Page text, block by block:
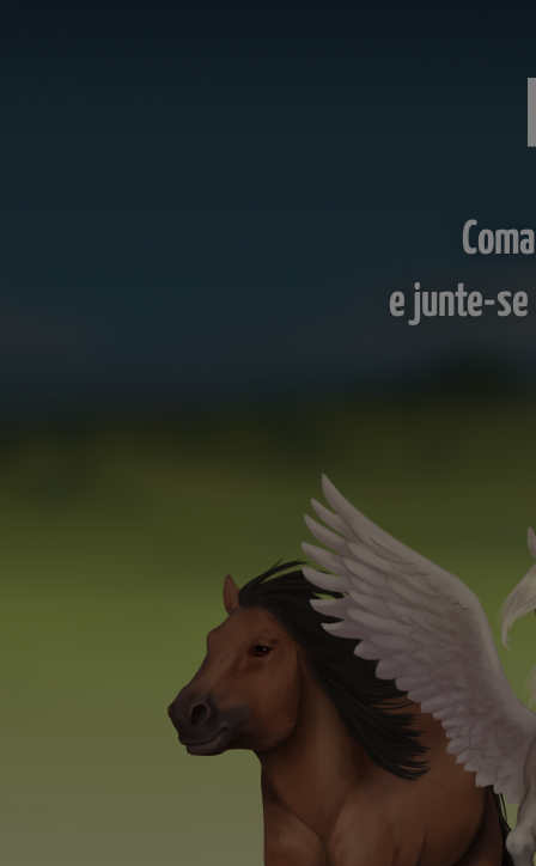
e junte-